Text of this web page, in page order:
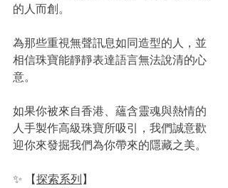
的人而創。
為那些重視無聲訊息如同造型的人，並
相信珠寶能靜靜表達語言無法說清的心
意。
如果你被來自香港、蘊含靈魂與熱情的
人手製作高級珠寶所吸引，我們誠意歡
迎你來發掘我們為你帶來的隱藏之美。
✨ 【探索系列】